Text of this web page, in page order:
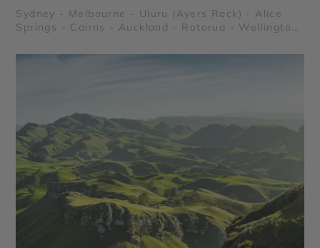
Sydney - Melbourne - Uluru (Ayers Rock) - Alice
Springs - Cairns - Auckland - Rotorua - Wellington
Corail - Fitzroy Island - Parc National Abel Tasman